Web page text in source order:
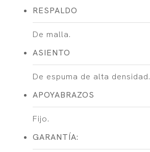
RESPALDO
De malla.
ASIENTO
De espuma de alta densidad.
APOYABRAZOS
Fijo.
GARANTÍA: